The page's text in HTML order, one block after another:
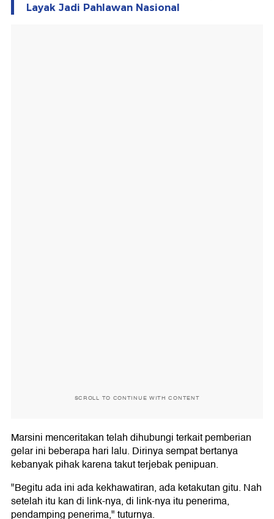
Layak Jadi Pahlawan Nasional
SCROLL TO CONTINUE WITH CONTENT
Marsini menceritakan telah dihubungi terkait pemberian
gelar ini beberapa hari lalu. Dirinya sempat bertanya
kebanyak pihak karena takut terjebak penipuan.
"Begitu ada ini ada kekhawatiran, ada ketakutan gitu. Nah
setelah itu kan di link-nya, di link-nya itu penerima,
pendamping penerima," tuturnya.